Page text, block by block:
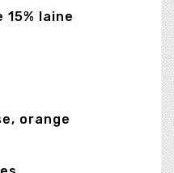
laine
orange